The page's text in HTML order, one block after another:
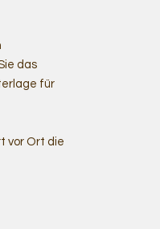
das
für
vor Ort die